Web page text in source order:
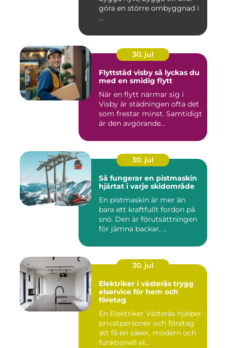
göra en större ombyggnad i
...
30. jul
Flyttstäd visby så lyckas du
med en smidig flytt
När en flytt närmar sig i
Visby är städningen ofta det
som frestar minst. Samtidigt
är den avgörande...
30. jul
Så fungerar en pistmaskin
hjärtat i varje skidområde
En pistmaskin är mer än
bara ett kraftfullt fordon på
snö. Den är förutsättningen
för jämna backar, ...
30. jul
Elektriker i västerås trygg
elservice för hem och
företag
En Elektriker Västerås hjälper
privatpersoner och företag
att få en säker, modern och
funktionell el...